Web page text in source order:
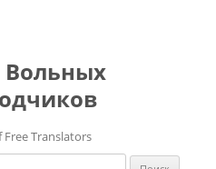
Вольных
Translators